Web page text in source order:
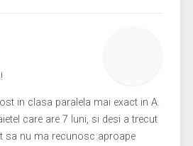
in clasa paralela mai exact in A.
care are 7 luni, si desi a trecut
sa nu ma recunosc aproape